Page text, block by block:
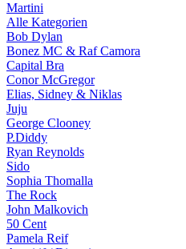
Martini
Alle Kategorien
Bob Dylan
Bonez MC & Raf Camora
Capital Bra
Conor McGregor
Elias, Sidney & Niklas
Juju
George Clooney
P.Diddy
Ryan Reynolds
Sido
Sophia Thomalla
The Rock
John Malkovich
50 Cent
Pamela Reif